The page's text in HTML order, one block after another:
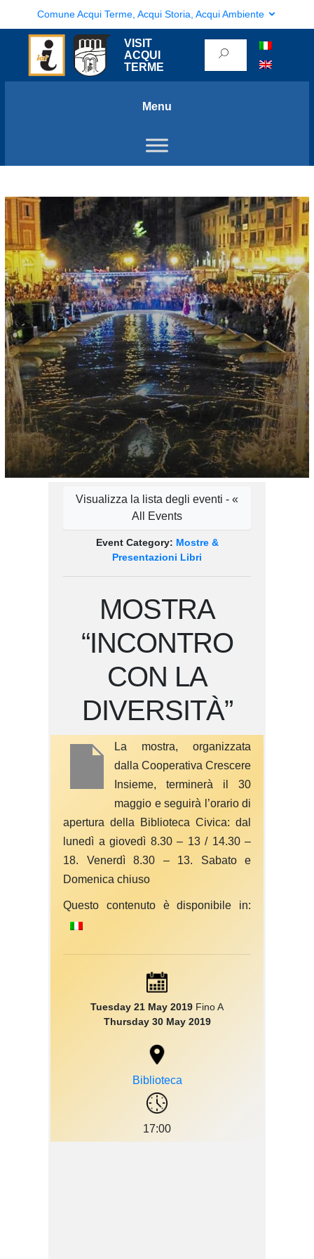
Comune Acqui Terme, Acqui Storia, Acqui Ambiente
VISIT
ACQUI
TERME
Menu
Visualizza la lista degli eventi - «
All Events
Event Category: Mostre &
Presentazioni Libri
MOSTRA
“INCONTRO
CON LA
DIVERSITÀ”
La mostra, organizzata
dalla Cooperativa Crescere
Insieme, terminerà il 30
maggio e seguirà l’orario di
apertura della Biblioteca Civica: dal
lunedì a giovedì 8.30 – 13 / 14.30 –
18. Venerdì 8.30 – 13. Sabato e
Domenica chiuso
Questo contenuto è disponibile in:
Tuesday 21 May 2019 Fino A
Thursday 30 May 2019
Biblioteca
17:00